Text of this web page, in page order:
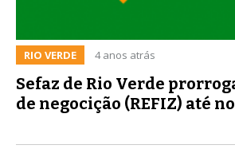
RIO VERDE 4 anos atrás
Sefaz de Rio Verde
de negocição (REFIZ) até